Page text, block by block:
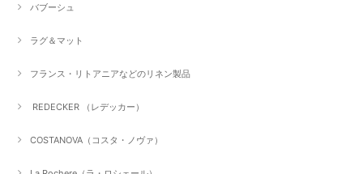
バブーシュ
ラグ＆マット
フランス・リトアニアなどのリネン製品
REDECKER （レデッカー）
COSTANOVA（コスタ・ノヴァ）